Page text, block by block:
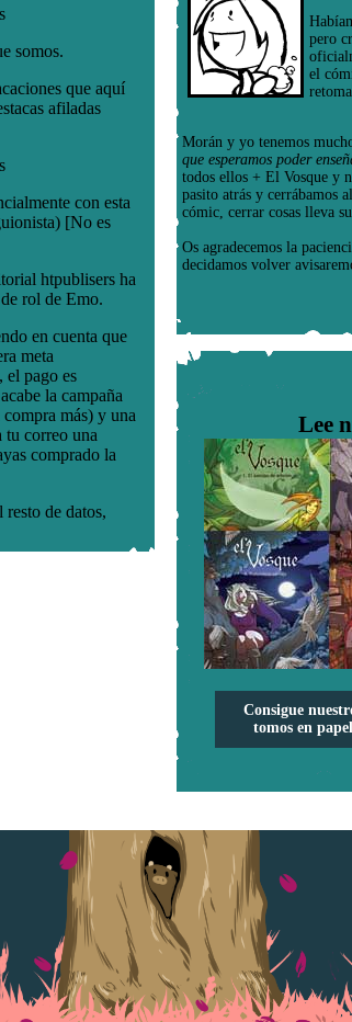
pero
el
Morán y yo tenemos
que esperamos poder
todos ellos + El Vosque y
pasito atrás y cerrábamos
cómic, cerrar cosas lleva
Os agradecemos la
decidamos volver
Lee
Consigue
tomos en papel